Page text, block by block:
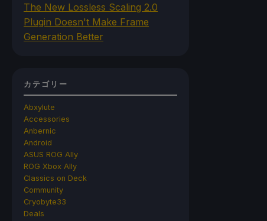
The New Lossless Scaling 2.0
Plugin Doesn't Make Frame
Generation Better
カテゴリー
Abxylute
Accessories
Anbernic
Android
ASUS ROG Ally
ROG Xbox Ally
Classics on Deck
Community
Cryobyte33
Deals